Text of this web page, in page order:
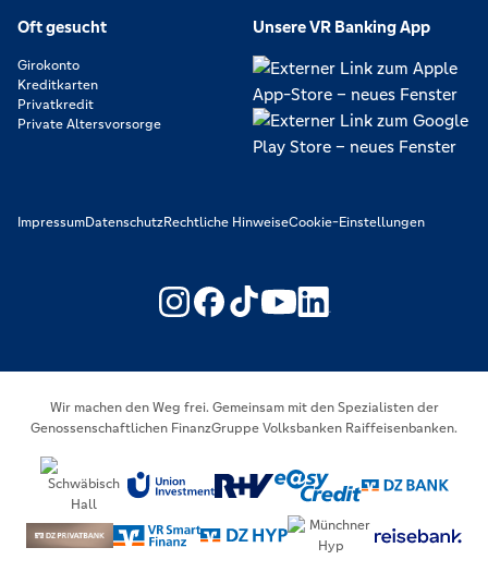
Oft gesucht
Girokonto
Kreditkarten
Privatkredit
Private Altersvorsorge
Unsere VR Banking App
ImpressumDatenschutzRechtliche HinweiseCookie-Einstellungen
https://www.youtube.com/
https://
Wir machen den Weg frei. Gemeinsam mit den Spezialisten der
Genossenschaftlichen FinanzGruppe Volksbanken Raiffeisenbanken.